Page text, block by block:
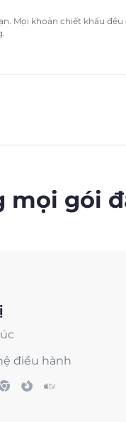
Mọi khoản chiết khấu
mọi gói
điều hành